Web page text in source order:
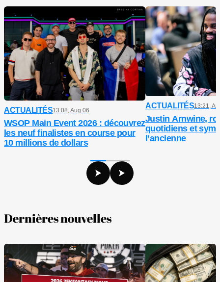
ACTUALITÉS13:08, Aug 06
WSOP Main Event 2026 : découvrez
les neuf finalistes en course pour
10 millions de dollars
ACTUALITÉS13:21,
Justin Arnwine,
quotidiens et
l’ancienne
Dernières nouvelles